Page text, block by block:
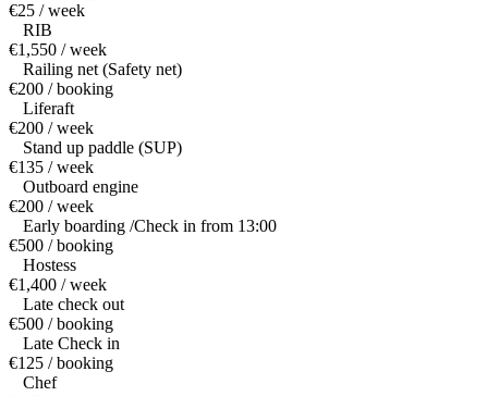
€25 / week
RIB
€1,550 / week
Railing net (Safety net)
€200 / booking
Liferaft
€200 / week
Stand up paddle (SUP)
€135 / week
Outboard engine
€200 / week
Early boarding /Check in from 13:00
€500 / booking
Hostess
€1,400 / week
Late check out
€500 / booking
Late Check in
€125 / booking
Chef